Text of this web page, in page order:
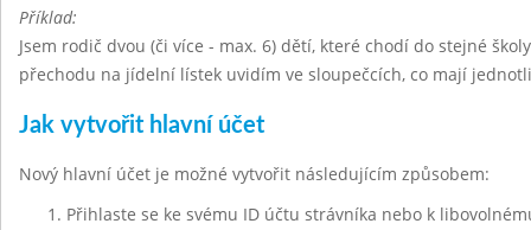
Příklad:
Jsem rodič dvou (či více - max. 6) dětí, které chodí do stejné
přechodu na jídelní lístek uvidím ve sloupečcích, co mají
Jak vytvořit hlavní účet
Nový hlavní účet je možné vytvořit následujícím způsobem:
Přihlaste se ke svému ID účtu strávníka nebo k